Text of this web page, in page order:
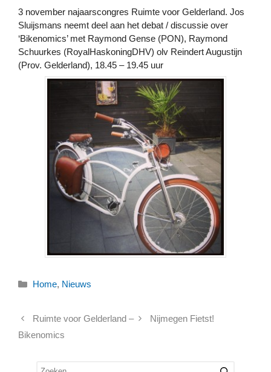
3 november najaarscongres Ruimte voor Gelderland. Jos
Sluijsmans neemt deel aan het debat / discussie over
‘Bikenomics’ met Raymond Gense (PON), Raymond
Schuurkes (RoyalHaskoningDHV) olv Reindert Augustijn
(Prov. Gelderland), 18.45 – 19.45 uur
Categorieën
Home, Nieuws
Ruimte voor Gelderland –
Bikenomics
Nijmegen Fietst!
Zoek